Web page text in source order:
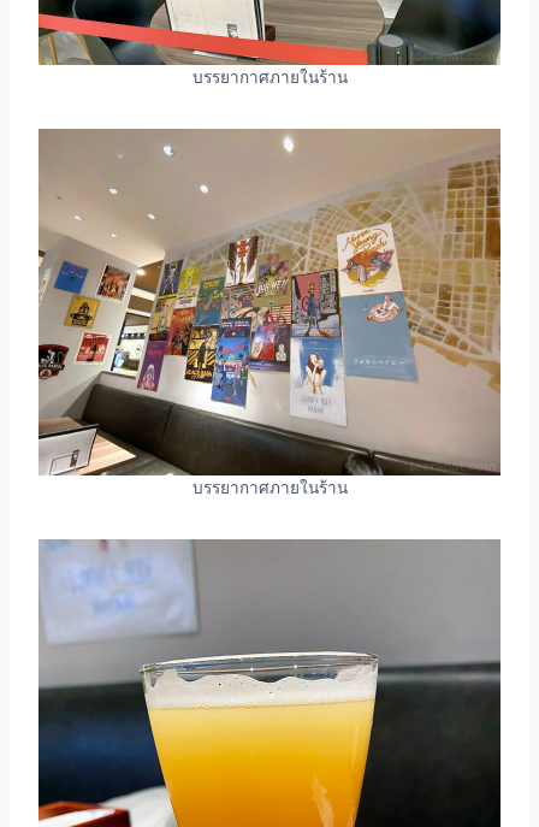
บรรยากาศภายในร้าน
บรรยากาศภายในร้าน